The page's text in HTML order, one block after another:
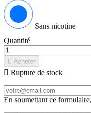
Sans nicotine
Quantité
 Acheter
 Rupture de stock
En soumettant ce